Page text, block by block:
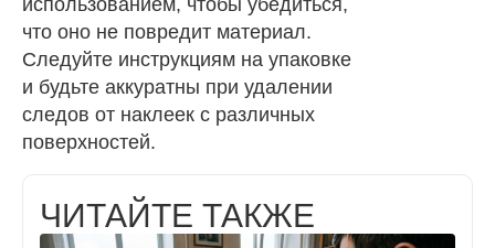
использованием, чтобы убедиться,
что оно не повредит материал.
Следуйте инструкциям на упаковке
и будьте аккуратны при удалении
следов от наклеек с различных
поверхностей.
ЧИТАЙТЕ ТАКЖЕ